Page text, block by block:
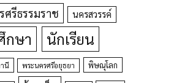
ศรีธรรมราช นครสวรรค์
กษา นักเรียน
นี พระนครศรีอยุธยา พิษณุโลก